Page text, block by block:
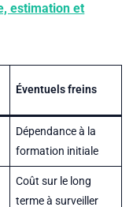
estimation et
Éventuels freins
Dépendance à la
formation initiale
Coût sur le long
terme à surveiller